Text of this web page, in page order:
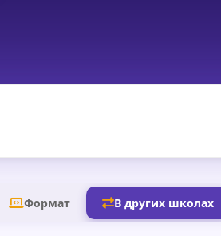
Формат В других школах